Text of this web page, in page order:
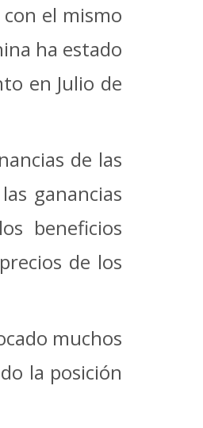
el mismo
ha estado
en Julio de
de las
ganancias
beneficios
de los
muchos
la posición